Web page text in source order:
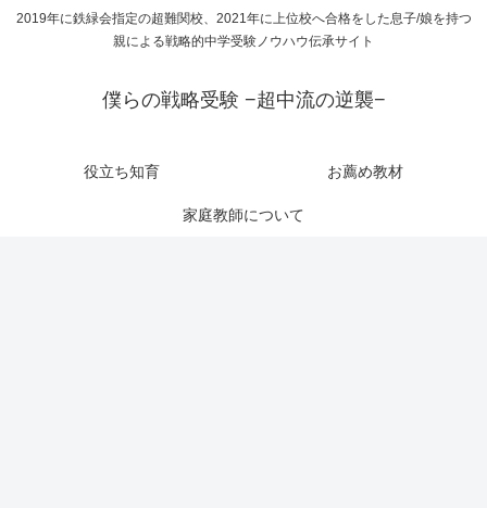
2019年に鉄緑会指定の超難関校、2021年に上位校へ合格をした息子/娘を持つ
親による戦略的中学受験ノウハウ伝承サイト
僕らの戦略受験 −超中流の逆襲−
役立ち知育 お薦め教材
家庭教師について